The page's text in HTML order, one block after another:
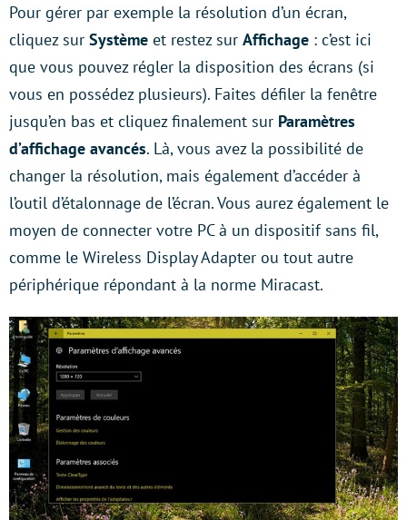
Pour gérer par exemple la résolution d’un écran,
cliquez sur Système et restez sur Affichage : c’est ici
que vous pouvez régler la disposition des écrans (si
vous en possédez plusieurs). Faites défiler la fenêtre
jusqu’en bas et cliquez finalement sur Paramètres
d’affichage avancés. Là, vous avez la possibilité de
changer la résolution, mais également d’accéder à
l’outil d’étalonnage de l’écran. Vous aurez également le
moyen de connecter votre PC à un dispositif sans fil,
comme le Wireless Display Adapter ou tout autre
périphérique répondant à la norme Miracast.